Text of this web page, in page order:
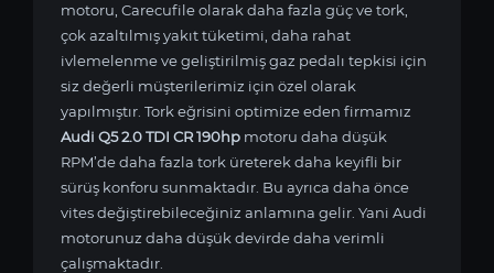
motoru, Carecufile olarak daha fazla güç ve tork,
çok azaltılmış yakıt tüketimi, daha rahat
ivlemelenme ve geliştirilmiş gaz pedalı tepkisi için
siz değerli müşterilerimiz için özel olarak
yapılmıştır. Tork eğrisini optimize eden firmamız
Audi Q5 2.0 TDI CR 190hp motoru daha düşük
RPM’de daha fazla tork üreterek daha keyifli bir
sürüş konforu sunmaktadır. Bu ayrıca daha önce
vites değiştirebileceğiniz anlamına gelir. Yani Audi
motorunuz daha düşük devirde daha verimli
çalışmaktadır.